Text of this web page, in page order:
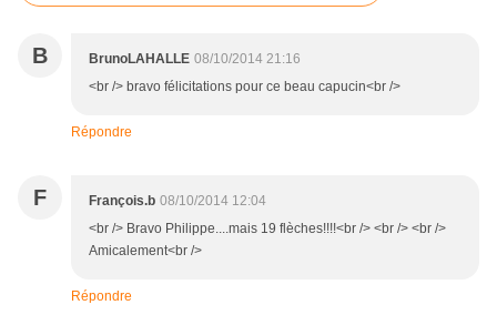
B BrunoLAHALLE 08/10/2014 21:16
<br /> bravo félicitations pour ce beau capucin<br />
Répondre
F François.b 08/10/2014 12:04
<br /> Bravo Philippe....mais 19 flèches!!!!<br /> <br /> <br />
Amicalement<br />
Répondre